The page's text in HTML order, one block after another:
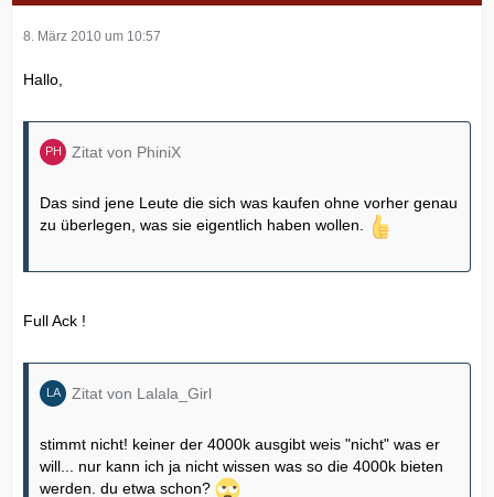
8. März 2010 um 10:57
Hallo,
Zitat von PhiniX
Das sind jene Leute die sich was kaufen ohne vorher genau
zu überlegen, was sie eigentlich haben wollen.
Full Ack !
Zitat von Lalala_Girl
stimmt nicht! keiner der 4000k ausgibt weis "nicht" was er
will... nur kann ich ja nicht wissen was so die 4000k bieten
werden. du etwa schon?